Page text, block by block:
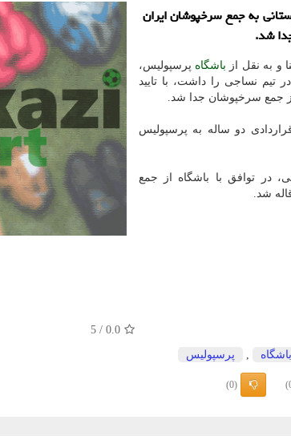
به جمع سرخپوشان ایران
شد.
و به نقل از باشگاه پرسپولیس،
تیم نساجی را داشت، با تایید
جمع سرخپوشان جدا شد.
دو ساله به پرسپولیس
در توافق با باشگاه از جمع
شد.
0.0
/
5
باشگاه پرسپولیس
(0)